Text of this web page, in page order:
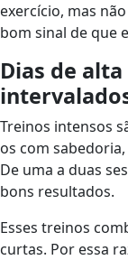
exercício, mas
bom sinal de que
Dias de
Treinos intensos
os com
De uma a duas
bons resultados.
Esses treinos
curtas. Por essa